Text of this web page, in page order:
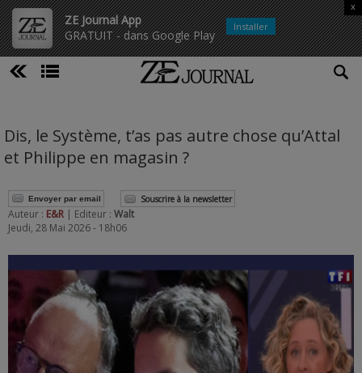
ZE Journal App
GRATUIT - dans Google Play
x
Installer
Dis, le Système, t’as pas autre chose qu’Attal
et Philippe en magasin ?
Envoyer par email Souscrire à la newsletter
Auteur : E&R | Editeur : Walt
Jeudi, 28 Mai 2026 - 18h06